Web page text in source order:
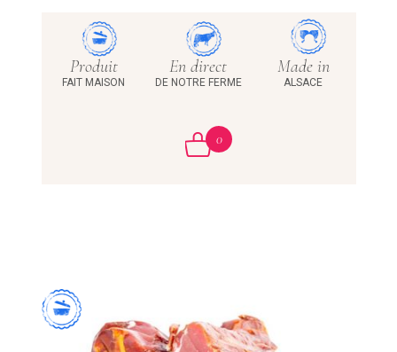
Produit
FAIT MAISON
En direct
DE NOTRE FERME
Made in
ALSACE
0